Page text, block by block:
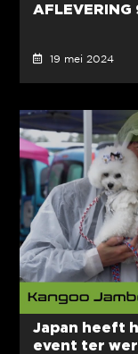
19 mei 2024
Japan heeft
event ter